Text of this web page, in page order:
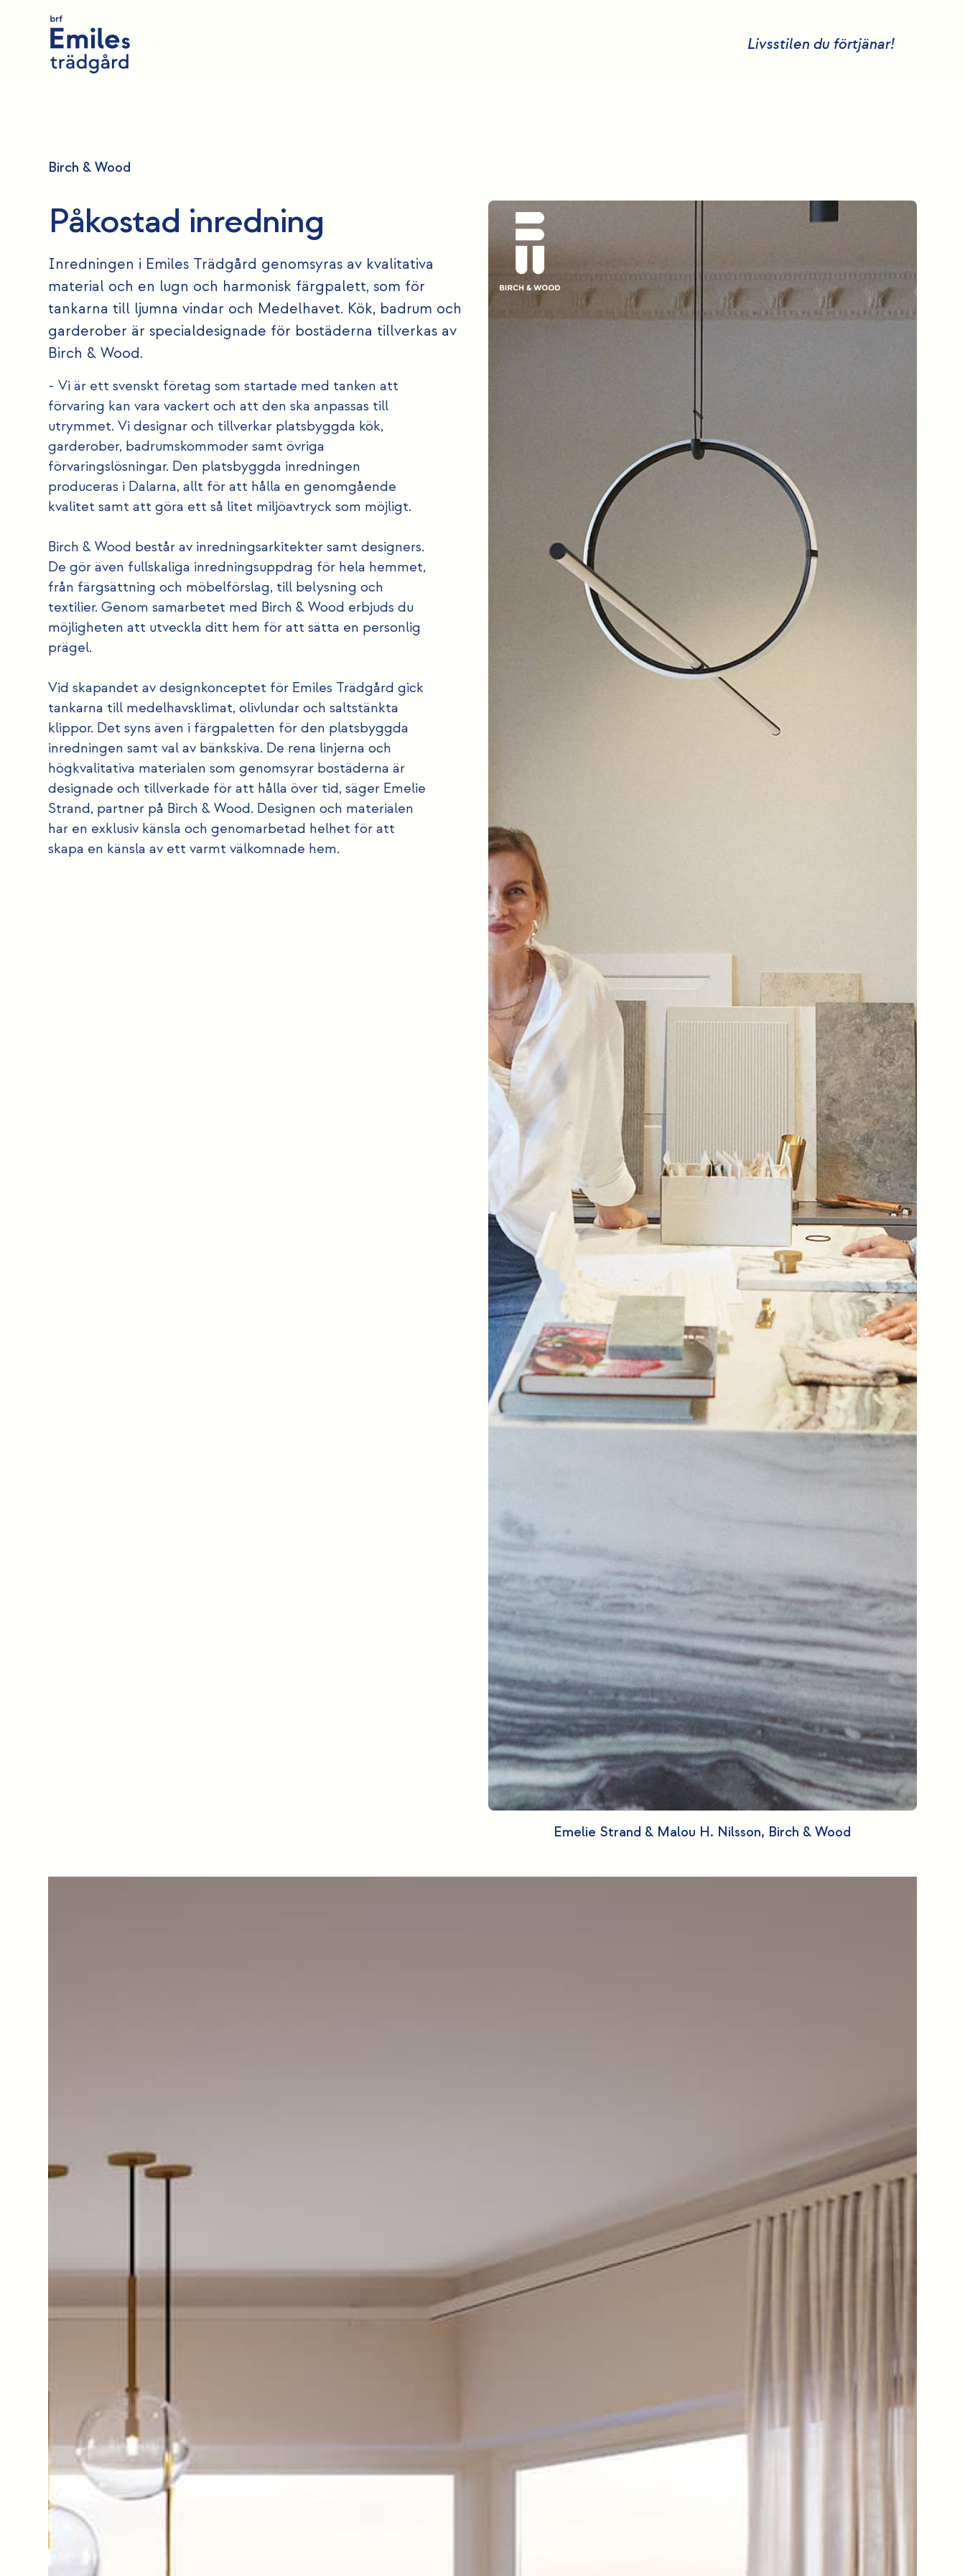
Livsstilen du förtjänar!
Birch & Wood
Påkostad inredning
Inredningen i Emiles Trädgård genomsyras av kvalitativa
material och en lugn och harmonisk färgpalett, som för
tankarna till ljumna vindar och Medelhavet. Kök, badrum och
garderober är specialdesignade för bostäderna tillverkas av
Birch & Wood.
- Vi är ett svenskt företag som startade med tanken att
förvaring kan vara vackert och att den ska anpassas till
utrymmet. Vi designar och tillverkar platsbyggda kök,
garderober, badrumskommoder samt övriga
förvaringslösningar. Den platsbyggda inredningen
produceras i Dalarna, allt för att hålla en genomgående
kvalitet samt att göra ett så litet miljöavtryck som möjligt.
Birch & Wood består av inredningsarkitekter samt designers.
De gör även fullskaliga inredningsuppdrag för hela hemmet,
från färgsättning och möbelförslag, till belysning och
textilier. Genom samarbetet med Birch & Wood erbjuds du
möjligheten att utveckla ditt hem för att sätta en personlig
prägel.
Vid skapandet av designkonceptet för Emiles Trädgård gick
tankarna till medelhavsklimat, olivlundar och saltstänkta
klippor. Det syns även i färgpaletten för den platsbyggda
inredningen samt val av bänkskiva. De rena linjerna och
högkvalitativa materialen som genomsyrar bostäderna är
designade och tillverkade för att hålla över tid, säger Emelie
Strand, partner på Birch & Wood. Designen och materialen
har en exklusiv känsla och genomarbetad helhet för att
skapa en känsla av ett varmt välkomnade hem.
Emelie Strand & Malou H. Nilsson, Birch & Wood